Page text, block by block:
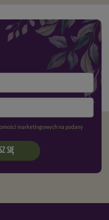
adres e-mail oraz przetwarzanie danych osobowych zgodnie z
SIĘ